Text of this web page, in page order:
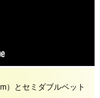
）とセミダブルベット